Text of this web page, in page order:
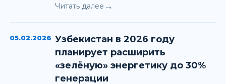
Читать далее →
05.02.2026 Узбекистан в 2026 году
планирует расширить
«зелёную» энергетику до 30%
генерации